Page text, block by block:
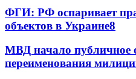
ФГИ: РФ оспаривает
объектов в Украине8
МВД начало публичное
переименования